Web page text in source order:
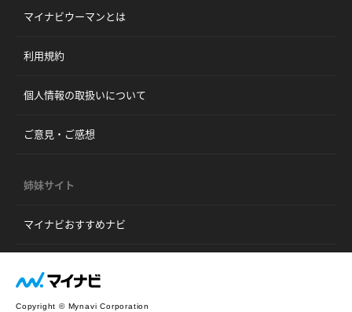
マイナビウーマンとは
利用規約
個人情報の取扱いについて
ご意見・ご感想
姉妹サイト
マイナビおすすめナビ
Copyright © Mynavi Corporation